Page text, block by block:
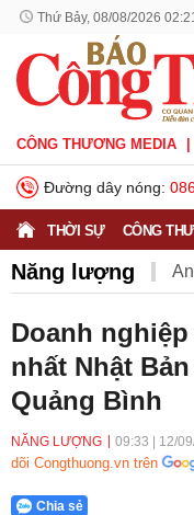
Thứ Bảy, 08/08/2026
CÔNG THƯƠNG MEDIA
Đường dây nóng:
THỜI SỰ CÔNG
Năng lượng
Doanh
nhất Nhật
Quảng Bình
NĂNG LƯỢNG 09:33 12/
dõi Congthuong.vn trên
Chia sẻ